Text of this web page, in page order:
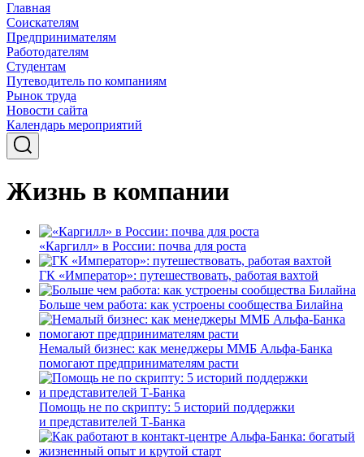
Главная
Соискателям
Предпринимателям
Работодателям
Студентам
Путеводитель по компаниям
Рынок труда
Новости сайта
Календарь мероприятий
Жизнь в компании
«Каргилл» в России: почва для роста
ГК «Император»: путешествовать, работая вахтой
Больше чем работа: как устроены сообщества Билайна
Немалый бизнес: как менеджеры ММБ Альфа-Банка
помогают предпринимателям расти
Помощь не по скрипту: 5 историй поддержки
и представителей Т-Банка